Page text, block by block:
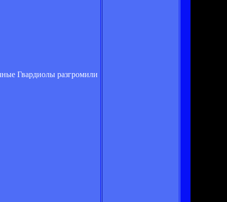
Гвардиолы разгромили